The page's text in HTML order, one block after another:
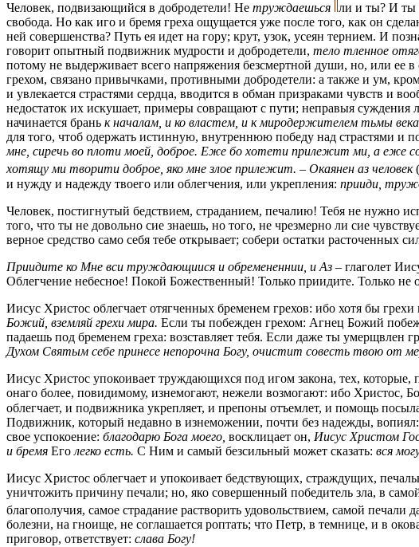
Человек, подвизающийся в добродетели! Не труждаешься ли и ты? И ты
свобода. Но как иго и бремя греха ощущается уже после того, как он
ней совершенства? Путь ея идет на гору; крут, узок, усеян тернием. И
говорит опытный подвижник мудрости и добродетели, тело тленное
потому не выдерживает всего напряжения безсмертной души, но, или ее в
грехом, связано привычками, противными добродетели: а также и ум,
и увлекается страстями сердца, вводится в обман призраками чувств и
недостаток их искушает, примеры совращают с пути; неправыя
начинается брань к началам, и ко властем, и к миродержителем тьмы века
для того, чтоб одержать истинную, внутреннюю победу над страстями
мне, сиречь во плоти моей, доброе. Еже бо хотети прилежит ми, а еже
хотящу ми творити доброе, яко мне злое прилежит. – Окаянен аз человек
и нужду и надежду твоего или облегчения, или укрепления: прииди,
Человек, постигнутый бедствием, страданием, печалию! Тебя не нужно
того, что ты не довольно сие знаешь, но того, не чрезмерно ли сие
верное средство само себя тебе открывает; собери остатки расточенных
Приидите ко Мне вси труждающиися и обремененнии, и Аз – глаголет
Облегчение небесное! Покой Божественный! Только приидите. Только не
Иисус Христос облегчает отягченных бременем грехов: ибо хотя бы
Божий, вземляй грехи мира. Если ты побежден грехом: Агнец Божий
падаешь под бременем греха: возставляет тебя. Если даже ты умерщвлен
Духом Святым себе принесе непорочна Богу, очистит совесть твою от
Иисус Христос упокоивает труждающихся под игом закона, тех,
онаго более, повидимому, изнемогают, нежели возмогают: ибо Христос,
облегчает, и подвижника укрепляет, и препоны отъемлет, и помощь
Подвижник, который недавно в изнеможении, почти без надежды, вопиял:
свое успокоение: благодарю Бога моего, восклицает он, Иисус Христом
и бремя Его легко есть. С Ним и самый безсильный может сказать: вся
Иисус Христос облегчает и упокоивает бедствующих, страждущих,
уничтожить причину печали; но, яко совершенный победитель зла, в
благополучия, самое страдание растворить удовольствием, самой печали
болезни, на гноище, не соглашается роптать; что Петр, в темнице, и в
приговор, ответствует: слава Богу!